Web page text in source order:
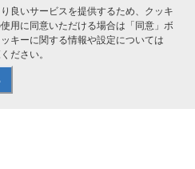
ービス
良いサービスを提供するため、クッキ
用に同意いただける場合は「同意」ボ
キーに関する情報や設定については
ださい。